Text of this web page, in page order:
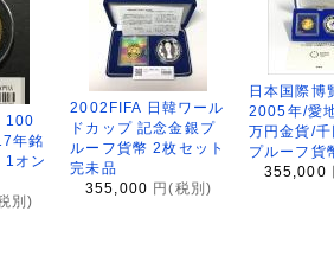
100
年銘
1オン
別)
2002FIFA 日韓ワール
ドカップ 記念金銀プ
ルーフ貨幣 2枚セット
完未品
355,000 円(税別)
日本国際博
2005年/愛
万円金貨/千
プルーフ貨
355,000